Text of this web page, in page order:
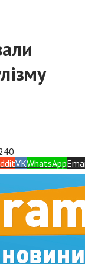
0
VKWhatsApp